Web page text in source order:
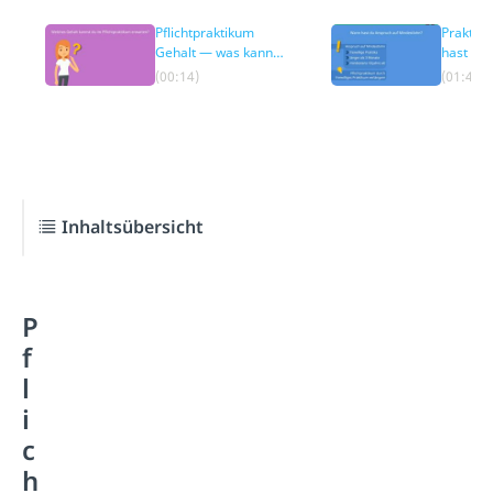
Pflichtpraktikum
Gehalt — was kannst
du erwarten?
(00:14)
hast du
(01:45)
Inhaltsübersicht
P
f
l
i
c
h